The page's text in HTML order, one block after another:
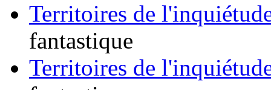
Territoires de
fantastique
Territoires de